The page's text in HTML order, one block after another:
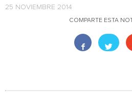
25 NOVIEMBRE 2014
COMPARTE ESTA